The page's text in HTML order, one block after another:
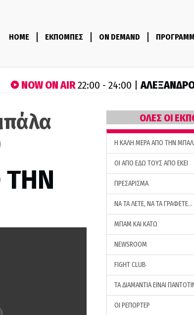
HOME ΕΚΠΟΜΠΕΣ ON DEMAND
NOW ON AIR22:00 - 24:00 |
ΤΗΝ
ΟΛΕΣ ΟΙ
H ΚΑΛΗ ΜΕΡΑ ΑΠΟ ΤΗΝ
ΟΙ ΑΠΟ ΕΔΩ ΤΟΥΣ ΑΠΟ ΕΚΕΙ
ΠΡΕΣΑΡΙΣΜΑ
ΝΑ ΤΑ ΛΕΤΕ, ΝΑ ΤΑ ΓΡΑΦΕΤΕ…
ΜΠΑΜ ΚΑΙ ΚΑΤΩ
NEWSROOM
FIGHT CLUB
ΤΑ ΔΙΑΜΑΝΤΙΑ ΕΙΝΑΙ
ΟΙ ΡΕΠΟΡΤΕΡ